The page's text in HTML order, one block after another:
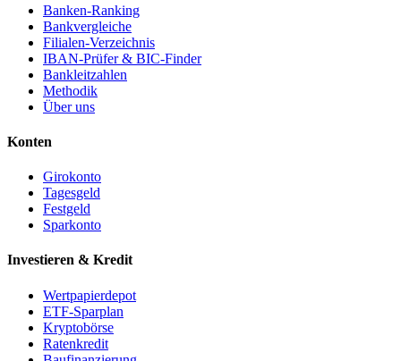
Banken-Ranking
Bankvergleiche
Filialen-Verzeichnis
IBAN-Prüfer & BIC-Finder
Bankleitzahlen
Methodik
Über uns
Konten
Girokonto
Tagesgeld
Festgeld
Sparkonto
Investieren & Kredit
Wertpapierdepot
ETF-Sparplan
Kryptobörse
Ratenkredit